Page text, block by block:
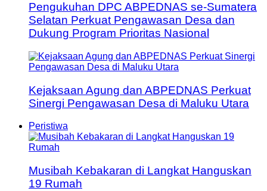
Pengukuhan DPC ABPEDNAS se-Sumatera
Selatan Perkuat Pengawasan Desa dan
Dukung Program Prioritas Nasional
Kejaksaan Agung dan ABPEDNAS Perkuat
Sinergi Pengawasan Desa di Maluku Utara
Peristiwa
Musibah Kebakaran di Langkat Hanguskan
19 Rumah